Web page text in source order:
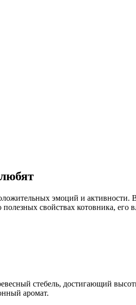
эмоций и активности. В
свойствах котовника, его
стебель, достигающий
аромат.